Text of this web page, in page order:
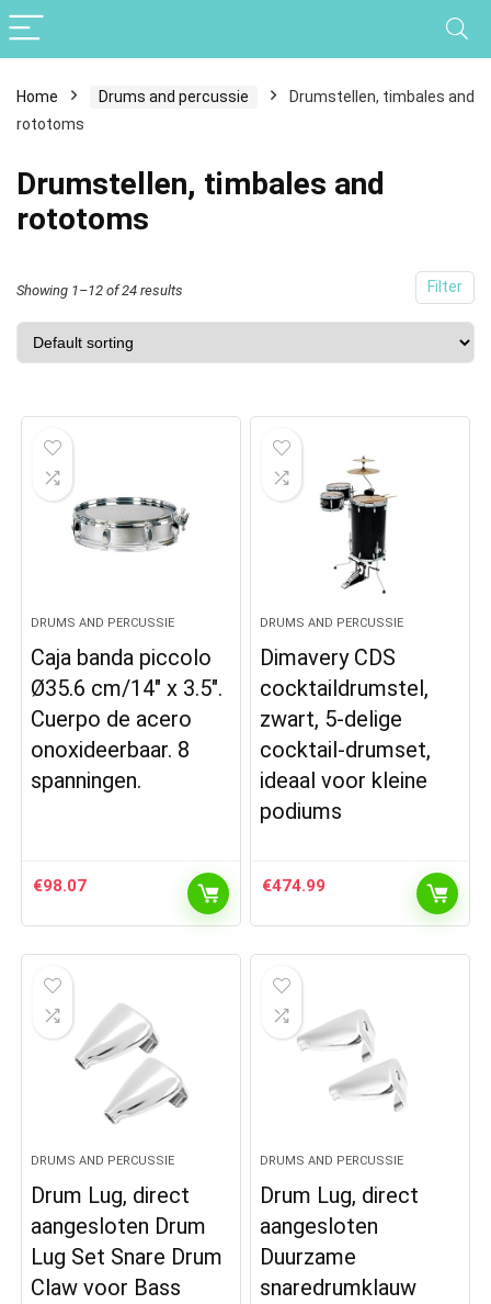
Home Drums and percussie
Drumstellen, timbales and
rototoms
Drumstellen, timbales and
rototoms
Filter
Showing 1–12 of 24 results
DRUMS AND PERCUSSIE
Caja banda piccolo
Ø35.6 cm/14″ x 3.5″.
Cuerpo de acero
onoxideerbaar. 8
spanningen.
€98.07
DRUMS AND PERCUSSIE
Dimavery CDS
cocktaildrumstel,
zwart, 5-delige
cocktail-drumset,
ideaal voor kleine
podiums
€474.99
DRUMS AND PERCUSSIE
Drum Lug, direct
aangesloten Drum
Lug Set Snare Drum
Claw voor Bass
DRUMS AND PERCUSSIE
Drum Lug, direct
aangesloten
Duurzame
snaredrumklauw